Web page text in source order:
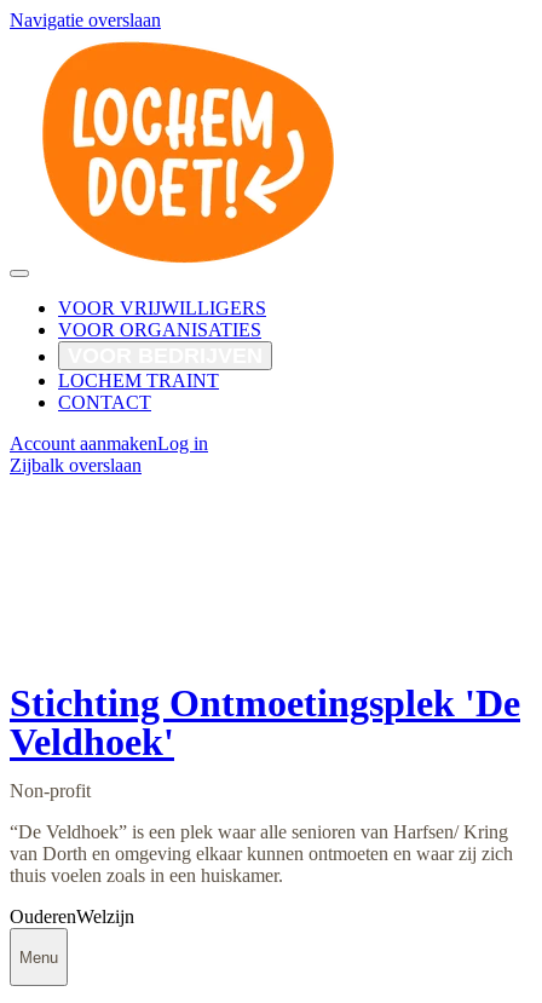
Navigatie overslaan
VOOR VRIJWILLIGERS
VOOR ORGANISATIES
LOCHEM TRAINT
CONTACT
Account aanmakenLog in
Zijbalk overslaan
Stichting Ontmoetingsplek 'De
Veldhoek'
Non-profit
“De Veldhoek” is een plek waar alle senioren van Harfsen/ Kring
van Dorth en omgeving elkaar kunnen ontmoeten en waar zij zich
thuis voelen zoals in een huiskamer.
OuderenWelzijn
Menu